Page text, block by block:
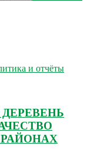
и отчёты